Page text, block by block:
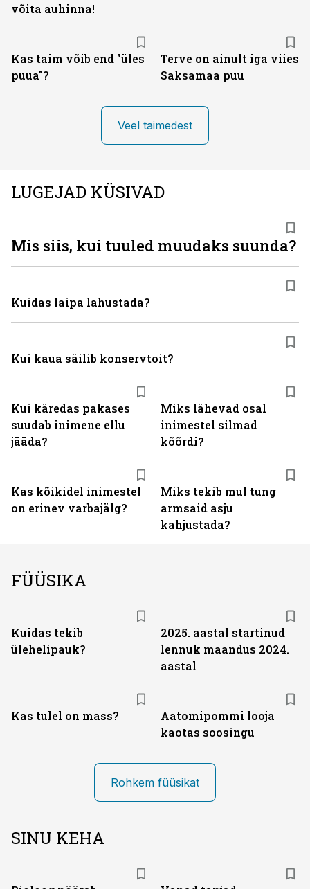
võita auhinna!
Kas taim võib end "üles
puua"?
Terve on ainult iga viies
Saksamaa puu
Veel taimedest
LUGEJAD KÜSIVAD
Kui käredas pakases
suudab inimene ellu
jääda?
Miks lähevad osal
inimestel silmad
kõõrdi?
Kas kõikidel inimestel
on erinev varbajälg?
Miks tekib mul tung
armsaid asju
kahjustada?
Mis siis, kui tuuled muudaks suunda?
Kuidas laipa lahustada?
Kui kaua säilib konservtoit?
FÜÜSIKA
Kuidas tekib
ülehelipauk?
2025. aastal startinud
lennuk maandus 2024.
aastal
Kas tulel on mass?
Aatomipommi looja
kaotas soosingu
Rohkem füüsikat
SINU KEHA